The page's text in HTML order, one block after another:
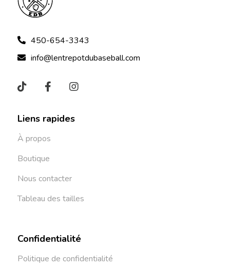
450-654-3343
info@lentrepotdubaseball.com
Liens rapides
À propos
Boutique
Nous contacter
Tableau des tailles
Confidentialité
Politique de confidentialité